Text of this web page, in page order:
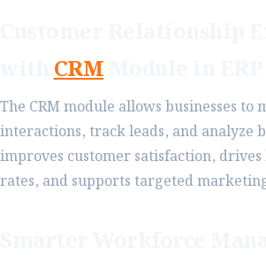
withCRMModule in ERP
The CRM module allows businesses to
interactions, track leads, and analyze
improves customer satisfaction,
rates, and supports targeted